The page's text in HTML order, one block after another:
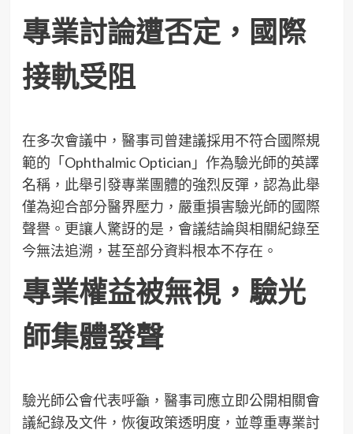
專業討論遭否定，國際
接軌受阻
在多次會議中，醫事司曾建議採用不符合國際規
範的「Ophthalmic Optician」作為驗光師的英譯
名稱，此舉引發專業團體的強烈反彈，認為此舉
僅為迎合部分醫界壓力，嚴重損害驗光師的國際
聲譽。更讓人驚訝的是，會議結論與相關紀錄至
今無法追溯，甚至部分資料根本不存在。
專業權益被無視，驗光
師集體發聲
驗光師公會代表呼籲，醫事司應立即公開相關會
議紀錄及文件，恢復政策透明度，並尊重專業討